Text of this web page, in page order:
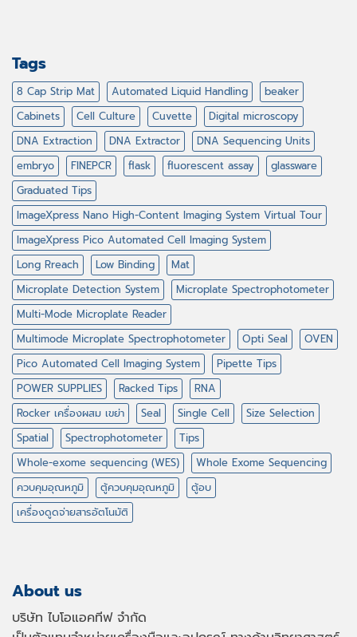
Tags
8 Cap Strip Mat Automated Liquid Handling
beaker
Cabinets
Cell Culture Cuvette
Digital microscopy
DNA Extraction
DNA Extractor
DNA Sequencing Units
embryo
FINEPCR flask fluorescent assay
glassware
Graduated Tips
ImageXpress Nano High-Content Imaging System Virtual Tour
ImageXpress Pico Automated Cell Imaging System
Long Rreach
Low Binding
Mat
Microplate Detection System
Microplate Spectrophotometer
Multi-Mode Microplate Reader
Multimode Microplate Spectrophotometer
Opti Seal
OVEN
Pico Automated Cell Imaging System
Pipette Tips
POWER SUPPLIES
Racked Tips
RNA
Rocker เครื่องผสม เขย่า
Seal Single Cell
Size Selection
Spatial
Spectrophotometer
Tips
Whole-exome sequencing (WES)
Whole Exome Sequencing
ควบคุมอุณหภูมิ
ตู้ควบคุมอุณหภูมิ
ตู้อบ
เครื่องดูดจ่ายสารอัตโนมัติ
About us
บริษัท ไบโอแอคทีฟ จำกัด